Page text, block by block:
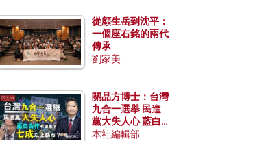
從顧生岳到沈平：
一個座右銘的兩代
傳承
劉家美
關品方博士：台灣
九合一選舉 民進
黨大失人心 藍白
合作有望拿下七成
本社編輯部